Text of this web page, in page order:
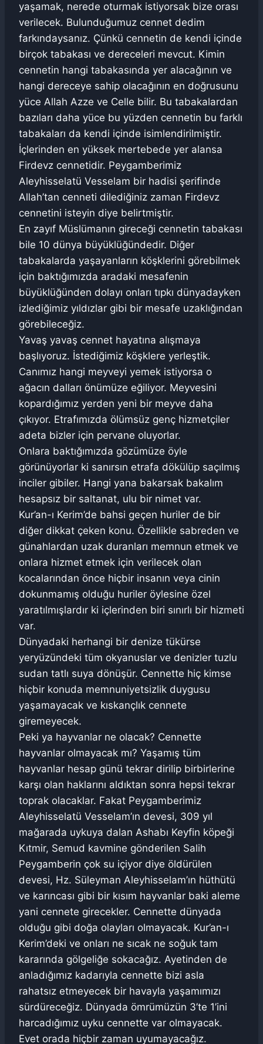
yaşamak, nerede oturmak istiyorsak bize orası
verilecek. Bulunduğumuz cennet dedim
farkındaysanız. Çünkü cennetin de kendi içinde
birçok tabakası ve dereceleri mevcut. Kimin
cennetin hangi tabakasında yer alacağının ve
hangi dereceye sahip olacağının en doğrusunu
yüce Allah Azze ve Celle bilir. Bu tabakalardan
bazıları daha yüce bu yüzden cennetin bu farklı
tabakaları da kendi içinde isimlendirilmiştir.
İçlerinden en yüksek mertebede yer alansa
Firdevz cennetidir. Peygamberimiz
Aleyhisselatü Vesselam bir hadisi şerifinde
Allah’tan cenneti dilediğiniz zaman Firdevz
cennetini isteyin diye belirtmiştir.
En zayıf Müslümanın gireceği cennetin tabakası
bile 10 dünya büyüklüğündedir. Diğer
tabakalarda yaşayanların köşklerini görebilmek
için baktığımızda aradaki mesafenin
büyüklüğünden dolayı onları tıpkı dünyadayken
izlediğimiz yıldızlar gibi bir mesafe uzaklığından
görebileceğiz.
Yavaş yavaş cennet hayatına alışmaya
başlıyoruz. İstediğimiz köşklere yerleştik.
Canımız hangi meyveyi yemek istiyorsa o
ağacın dalları önümüze eğiliyor. Meyvesini
kopardığımız yerden yeni bir meyve daha
çıkıyor. Etrafımızda ölümsüz genç hizmetçiler
adeta bizler için pervane oluyorlar.
Onlara baktığımızda gözümüze öyle
görünüyorlar ki sanırsın etrafa dökülüp saçılmış
inciler gibiler. Hangi yana bakarsak bakalım
hesapsız bir saltanat, ulu bir nimet var.
Kur’an-ı Kerim’de bahsi geçen huriler de bir
diğer dikkat çeken konu. Özellikle sabreden ve
günahlardan uzak duranları memnun etmek ve
onlara hizmet etmek için verilecek olan
kocalarından önce hiçbir insanın veya cinin
dokunmamış olduğu huriler öylesine özel
yaratılmışlardır ki içlerinden biri sınırlı bir hizmeti
var.
Dünyadaki herhangi bir denize tükürse
yeryüzündeki tüm okyanuslar ve denizler tuzlu
sudan tatlı suya dönüşür. Cennette hiç kimse
hiçbir konuda memnuniyetsizlik duygusu
yaşamayacak ve kıskançlık cennete
giremeyecek.
Peki ya hayvanlar ne olacak? Cennette
hayvanlar olmayacak mı? Yaşamış tüm
hayvanlar hesap günü tekrar dirilip birbirlerine
karşı olan haklarını aldıktan sonra hepsi tekrar
toprak olacaklar. Fakat Peygamberimiz
Aleyhisselatü Vesselam’ın devesi, 309 yıl
mağarada uykuya dalan Ashabı Keyfin köpeği
Kıtmir, Semud kavmine gönderilen Salih
Peygamberin çok su içiyor diye öldürülen
devesi, Hz. Süleyman Aleyhisselam’ın hüthütü
ve karıncası gibi bir kısım hayvanlar baki aleme
yani cennete girecekler. Cennette dünyada
olduğu gibi doğa olayları olmayacak. Kur’an-ı
Kerim’deki ve onları ne sıcak ne soğuk tam
kararında gölgeliğe sokacağız. Ayetinden de
anladığımız kadarıyla cennette bizi asla
rahatsız etmeyecek bir havayla yaşamımızı
sürdüreceğiz. Dünyada ömrümüzün 3’te 1’ini
harcadığımız uyku cennette var olmayacak.
Evet orada hiçbir zaman uyumayacağız.